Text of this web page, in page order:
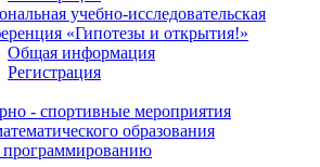
учебно-исследовательская
«Гипотезы и открытия!»
Общая информация
Регистрация
- спортивные мероприятия
образования